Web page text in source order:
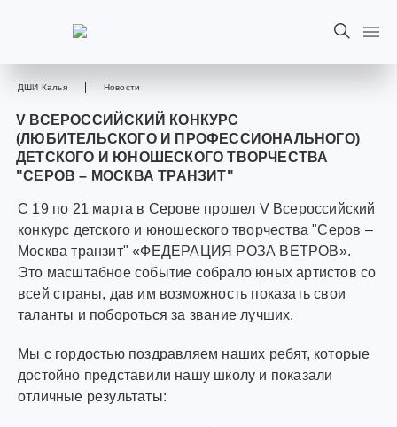
ДШИ Калья Новости
V ВСЕРОССИЙСКИЙ КОНКУРС
(ЛЮБИТЕЛЬСКОГО И ПРОФЕССИОНАЛЬНОГО)
ДЕТСКОГО И ЮНОШЕСКОГО ТВОРЧЕСТВА
"СЕРОВ – МОСКВА ТРАНЗИТ"
С 19 по 21 марта в Серове прошел V Всероссийский
конкурс детского и юношеского творчества "Серов –
Москва транзит" «ФЕДЕРАЦИЯ РОЗА ВЕТРОВ».
Это масштабное событие собрало юных артистов со
всей страны, дав им возможность показать свои
таланты и побороться за звание лучших.
Мы с гордостью поздравляем наших ребят, которые
достойно представили нашу школу и показали
отличные результаты: